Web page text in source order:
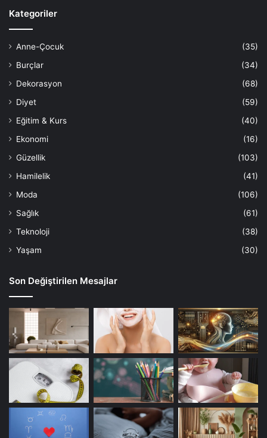
Kategoriler
Anne-Çocuk
(35)
Burçlar
(34)
Dekorasyon
(68)
Diyet
(59)
Eğitim & Kurs
(40)
Ekonomi
(16)
Güzellik
(103)
Hamilelik
(41)
Moda
(106)
Sağlık
(61)
Teknoloji
(38)
Yaşam
(30)
Son Değiştirilen Mesajlar